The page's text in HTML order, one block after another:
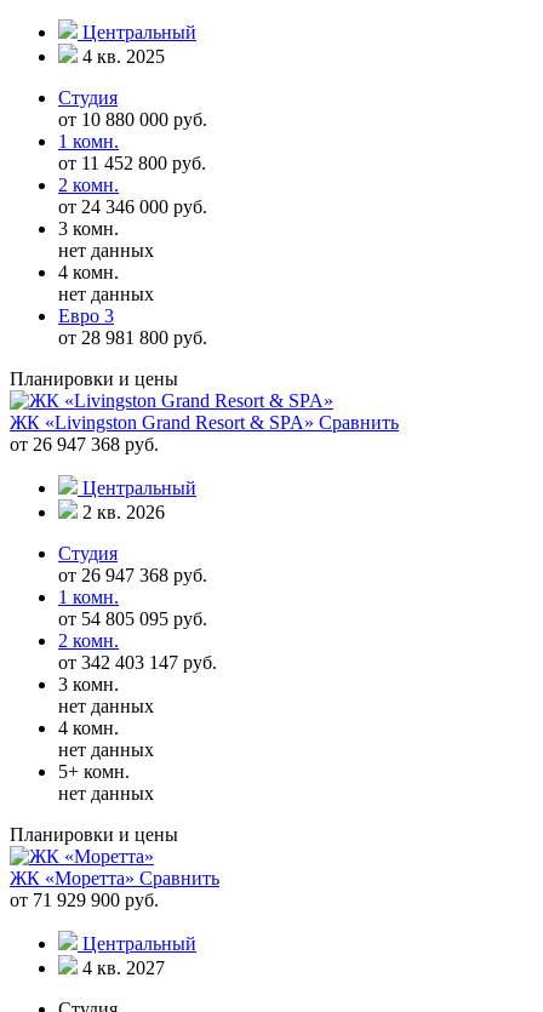
Центральный
4 кв. 2025
Студия
от 10 880 000 руб.
1 комн.
от 11 452 800 руб.
2 комн.
от 24 346 000 руб.
3 комн.
нет данных
4 комн.
нет данных
Евро 3
от 28 981 800 руб.
Планировки и цены
ЖК «Livingston Grand Resort & SPA» Сравнить
от 26 947 368 руб.
Центральный
2 кв. 2026
Студия
от 26 947 368 руб.
1 комн.
от 54 805 095 руб.
2 комн.
от 342 403 147 руб.
3 комн.
нет данных
4 комн.
нет данных
5+ комн.
нет данных
Планировки и цены
ЖК «Моретта» Сравнить
от 71 929 900 руб.
Центральный
4 кв. 2027